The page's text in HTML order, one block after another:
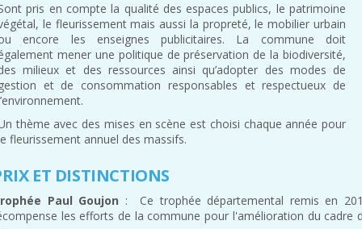
pris en compte la qualité des espaces publics, le patrimoine
le fleurissement mais aussi la propreté, le mobilier urbain
encore les enseignes publicitaires. La commune doit
mener une politique de préservation de la biodiversité,
milieux et des ressources ainsi qu’adopter des modes de
et de consommation responsables et respectueux de
thème avec des mises en scène est choisi chaque année pour
fleurissement annuel des massifs.
ET DISTINCTIONS
Paul Goujon : Ce trophée départemental remis en
les efforts de la commune pour l'amélioration du cadre